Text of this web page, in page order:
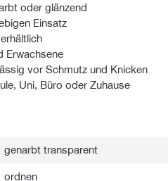
oder glänzend
Einsatz
Erwachsene
vor Schmutz und Knicken
Uni, Büro oder Zuhause
genarbt transparent
ordnen